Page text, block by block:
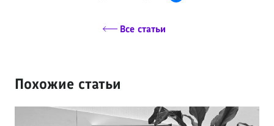
Все статьи
Похожие статьи